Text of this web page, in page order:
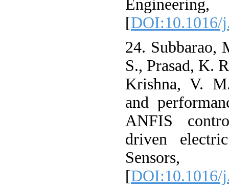
[DOI:10.1016/
24. Subbarao,
S., Prasad, K.
Krishna, V.
and
ANFIS
driven
[DOI:10.1016/